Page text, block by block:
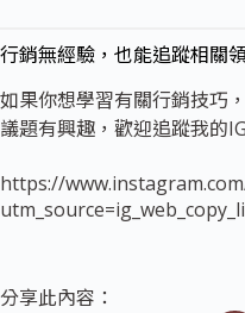
行銷無經驗，也能追蹤相關
如果你想學習有關行銷技巧
議題有興趣，歡迎追蹤我的
https://
分享此內容：